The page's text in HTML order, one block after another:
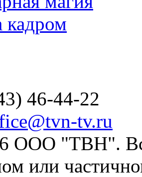
46-44-22
tv.ru
ООО "ТВН".
или